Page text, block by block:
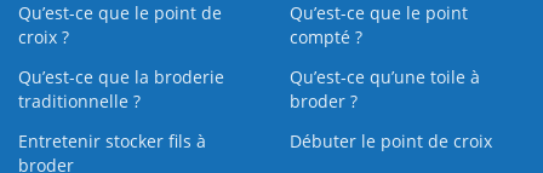
Qu’est-ce que le point de
croix ?
Qu’est-ce que le point
compté ?
Qu’est-ce que la broderie
traditionnelle ?
Qu’est‑ce qu’une toile à
broder ?
Entretenir stocker fils à
broder
Débuter le point de croix